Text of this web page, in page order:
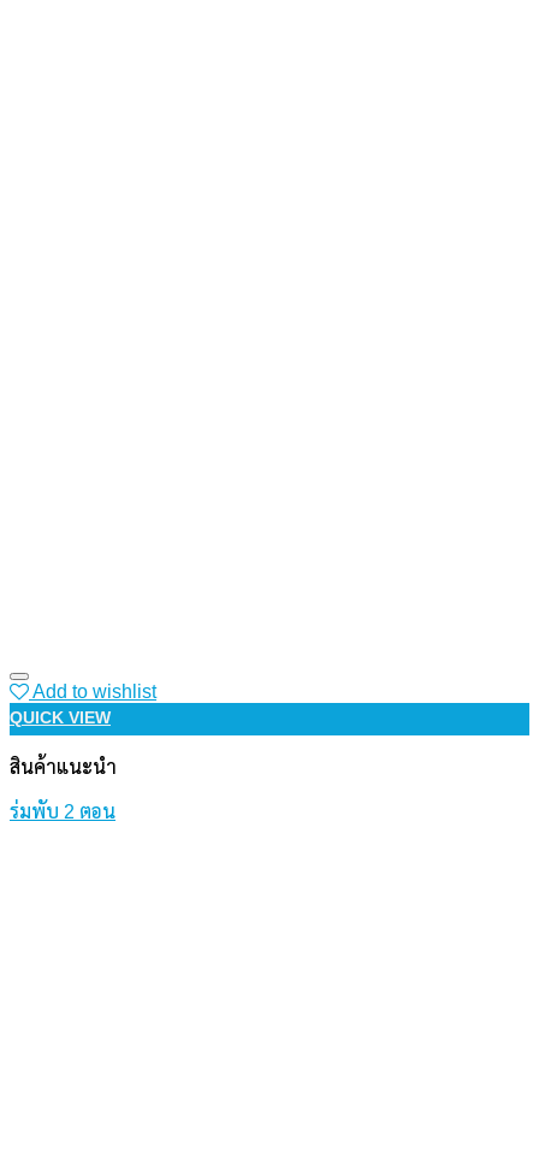
Add to wishlist
QUICK VIEW
สินค้าแนะนำ
ร่มพับ 2 ตอน